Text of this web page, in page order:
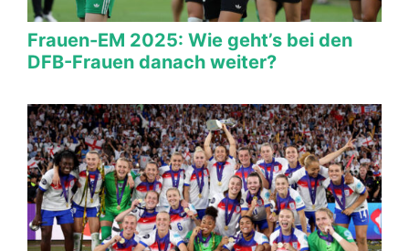
Frauen-EM 2025: Wie geht’s bei den
DFB-Frauen danach weiter?